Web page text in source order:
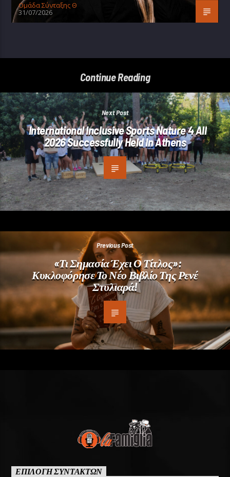
Oμάδα Σύνταξης Θ
31/07/2026
Continue Reading
Next Post
International Inclusive Sports Nature 4 All
2026 Successfully Held In Athens
Previous Post
«Τι Σημασία Έχει Ο Τίτλος»:
Κυκλοφόρησε Το Νέο Βιβλίο Της Ρενέ
Στυλιαρά!
ΕΠΙΛΟΓΗ ΣΥΝΤΑΚΤΩΝ